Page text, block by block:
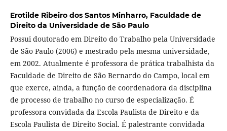
Erotilde Ribeiro dos Santos Minharro, Faculdade de
Direito da Universidade de São Paulo
Possui doutorado em Direito do Trabalho pela Universidade
de São Paulo (2006) e mestrado pela mesma universidade,
em 2002. Atualmente é professora de prática trabalhista da
Faculdade de Direito de São Bernardo do Campo, local em
que exerce, ainda, a função de coordenadora da disciplina
de processo de trabalho no curso de especialização. É
professora convidada da Escola Paulista de Direito e da
Escola Paulista de Direito Social. É palestrante convidada